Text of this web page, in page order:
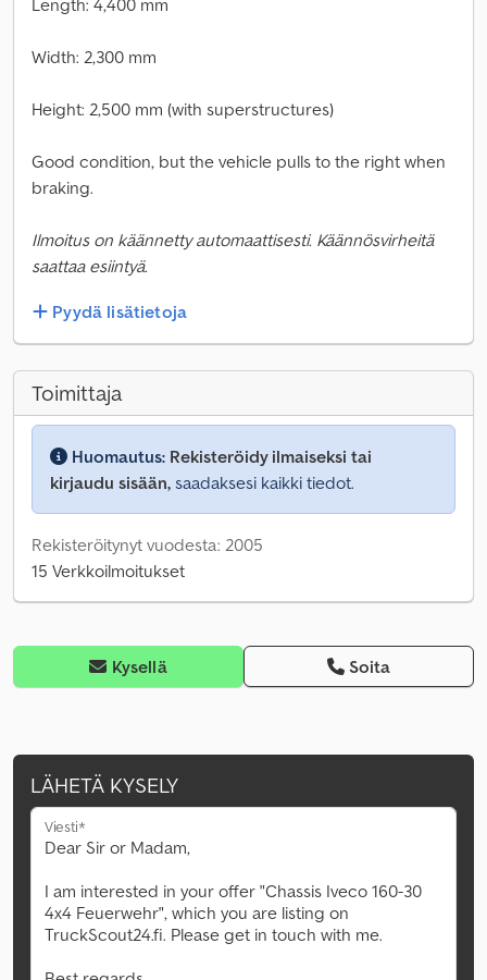
Length: 4,400 mm
Width: 2,300 mm
Height: 2,500 mm (with superstructures)
Good condition, but the vehicle pulls to the right when
braking.
Ilmoitus on käännetty automaattisesti. Käännösvirheitä
saattaa esiintyä.
Pyydä lisätietoja
Toimittaja
Huomautus: Rekisteröidy ilmaiseksi tai
kirjaudu sisään, saadaksesi kaikki tiedot.
Rekisteröitynyt vuodesta: 2005
15 Verkkoilmoitukset
Kysellä Soita
LÄHETÄ KYSELY
Viesti*